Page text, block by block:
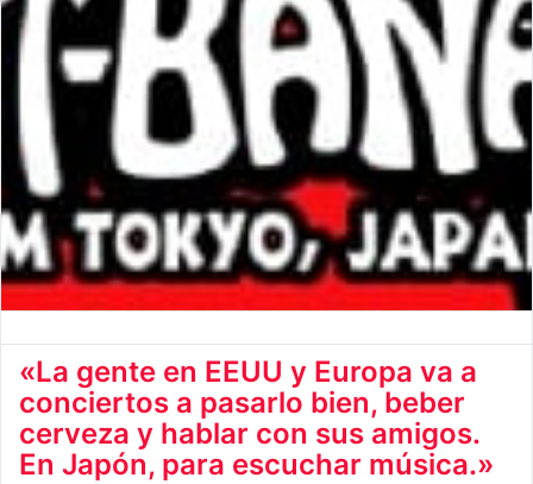
«La gente en EEUU y Europa va a
conciertos a pasarlo bien, beber
cerveza y hablar con sus amigos.
En Japón, para escuchar música.»